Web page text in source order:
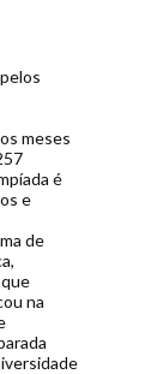
meses
é
e
de
na